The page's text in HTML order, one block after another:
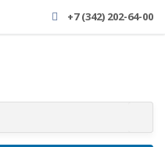
+7 (342) 202-64-00